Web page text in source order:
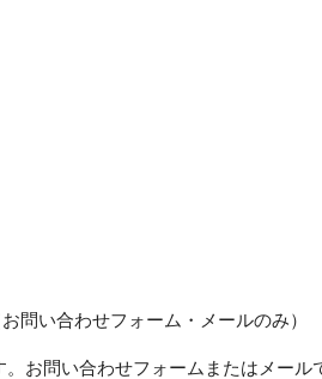
問い合わせフォーム・メールのみ）
お問い合わせフォームまたはメール